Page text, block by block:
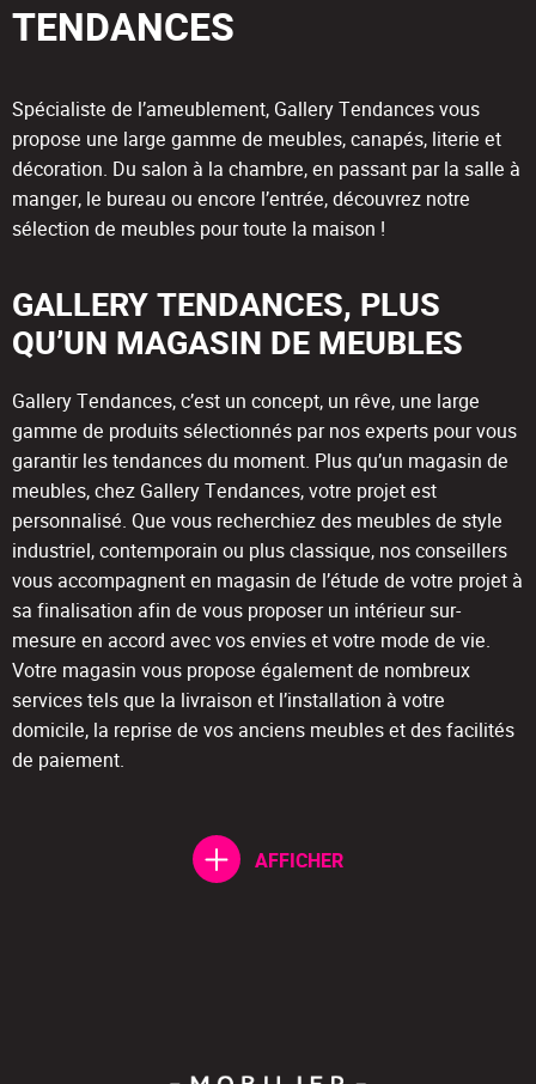
TENDANCES
Spécialiste de l’ameublement, Gallery Tendances vous
propose une large gamme de meubles, canapés, literie et
décoration. Du salon à la chambre, en passant par la salle à
manger, le bureau ou encore l’entrée, découvrez notre
sélection de meubles pour toute la maison !
GALLERY TENDANCES, PLUS
QU’UN MAGASIN DE MEUBLES
Gallery Tendances, c’est un concept, un rêve, une large
gamme de produits sélectionnés par nos experts pour vous
garantir les tendances du moment. Plus qu’un magasin de
meubles, chez Gallery Tendances, votre projet est
personnalisé. Que vous recherchiez des meubles de style
industriel, contemporain ou plus classique, nos conseillers
vous accompagnent en magasin de l’étude de votre projet à
sa finalisation afin de vous proposer un intérieur sur-
mesure en accord avec vos envies et votre mode de vie.
Votre magasin vous propose également de nombreux
services tels que la livraison et l’installation à votre
domicile, la reprise de vos anciens meubles et des facilités
de paiement.
AFFICHER